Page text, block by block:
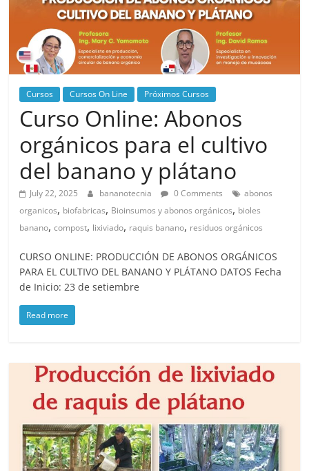
Cursos Cursos On Line Próximos Cursos
Curso Online: Abonos
orgánicos para el cultivo
del banano y plátano
July 22, 2025 bananotecnia 0 Comments
abonos
organicos, biofabricas, Bioinsumos y abonos orgánicos, bioles
banano,compost, lixiviado, raquis banano, residuos orgánicos
CURSO ONLINE: PRODUCCIÓN DE ABONOS ORGÁNICOS
PARA EL CULTIVO DEL BANANO Y PLÁTANO DATOS Fecha
de Inicio: 23 de setiembre
Read more